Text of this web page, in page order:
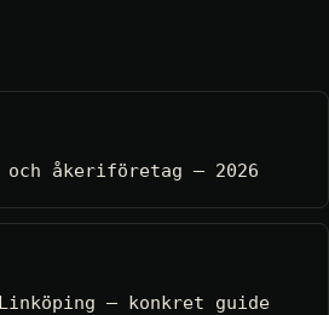
åkeriföretag – 2026
– konkret guide